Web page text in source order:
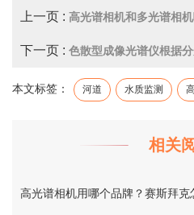
上一页 : 高光谱相机和多光谱相
下一页 : 色散型成像光谱仪根据
本文标签： 河道 水质监测
相关
高光谱相机用哪个品牌？赛斯拜克